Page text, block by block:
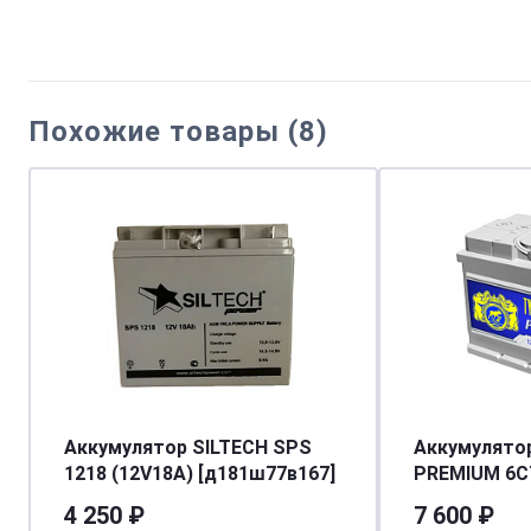
Похожие товары (8)
Аккумулятор SILTECH SPS
1218 (12V18A) [д181ш77в167]
4 250 ₽
PREMIUM 6СТ - 64 L (п.п)
7 600 ₽